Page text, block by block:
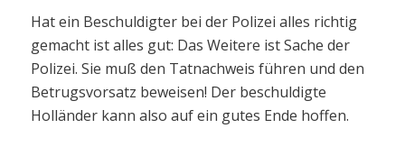
Hat ein Beschuldigter bei der Polizei alles richtig
gemacht ist alles gut: Das Weitere ist Sache der
Polizei. Sie muß den Tatnachweis führen und den
Betrugsvorsatz beweisen! Der beschuldigte
Holländer kann also auf ein gutes Ende hoffen.